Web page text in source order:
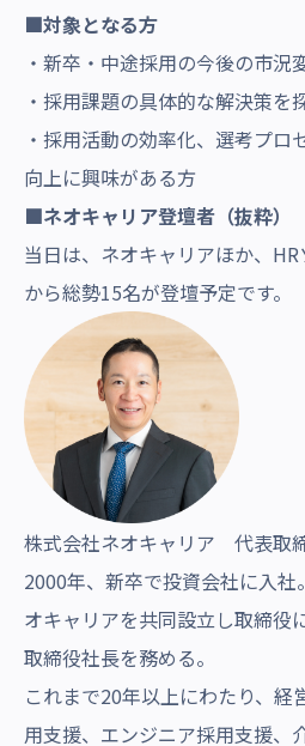
■対象となる方
・新卒・中途採用の今後の市況
・採用課題の具体的な解決策を
・採用活動の効率化、選考プロ
向上に興味がある方
■ネオキャリア登壇者（抜粋）
当日は、ネオキャリアほか、
から総勢15名が登壇予定です。
株式会社ネオキャリア 代表取
2000年、新卒で投資会社に入
オキャリアを共同設立し取締役
取締役社長を務める。
これまで20年以上にわたり、経
用支援、エンジニア採用支援、